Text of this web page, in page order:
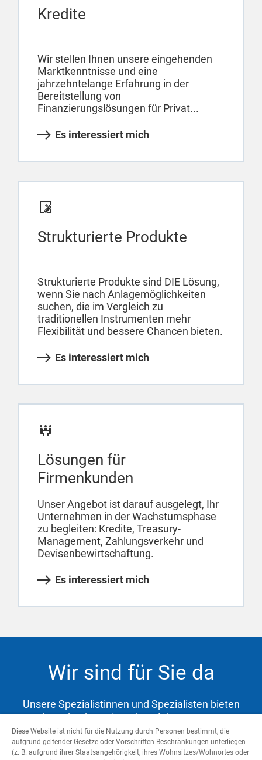
Kredite
Wir stellen Ihnen unsere eingehenden
Marktkenntnisse und eine
jahrzehntelange Erfahrung in der
Bereitstellung von
Finanzierungslösungen für Privat...
Es interessiert mich
Strukturierte Produkte
Strukturierte Produkte sind DIE Lösung,
wenn Sie nach Anlagemöglichkeiten
suchen, die im Vergleich zu
traditionellen Instrumenten mehr
Flexibilität und bessere Chancen bieten.
Es interessiert mich
Lösungen für
Firmenkunden
Unser Angebot ist darauf ausgelegt, Ihr
Unternehmen in der Wachstumsphase
zu begleiten: Kredite, Treasury-
Management, Zahlungsverkehr und
Devisenbewirtschaftung.
Es interessiert mich
Wir sind für Sie da
Unsere Spezialistinnen und Spezialisten bieten
Ihnen hochwertige Dienstleistungen zur
Abdeckung Ihrer Bedürfnisse und Unterstützung
auf dem Weg zu Ihren Zielen.
Diese Website ist nicht für die Nutzung durch Personen bestimmt, die
aufgrund geltender Gesetze oder Vorschriften Beschränkungen unterliegen
(z. B. aufgrund ihrer Staatsangehörigkeit, ihres Wohnsitzes/Wohnortes oder